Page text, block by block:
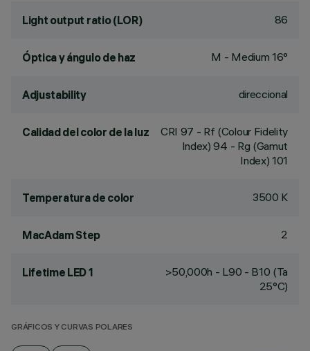
Light output ratio (LOR) 86
Óptica y ángulo de haz M - Medium 16°
Adjustability direccional
Calidad del color de la luz CRI 97 - Rf (Colour Fidelity
Index) 94 - Rg (Gamut
Index) 101
Temperatura de color 3500 K
MacAdam Step 2
Lifetime LED 1
>50,000h - L90 - B10 (Ta
25°C)
GRÁFICOS Y CURVAS POLARES